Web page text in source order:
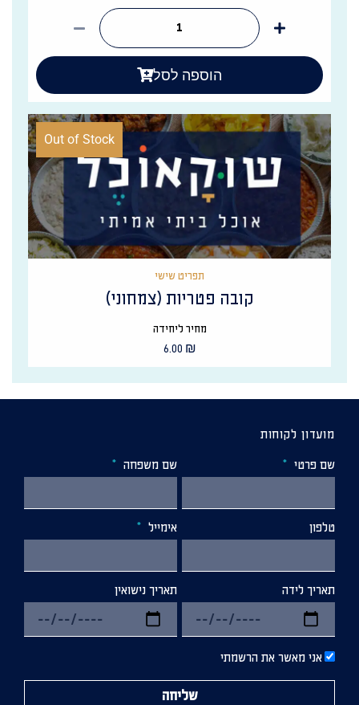
הוספה לסל
Out of Stock
תפריט שישי
קובה פטריות (צמחוני)
מחיר ליחידה
6.00 ₪
מועדון לקוחות
שם פרטי
שם משפחה
טלפון אימייל
תאריך לידה תאריך נישואין
אני מאשר את הרשמתי
שליחה